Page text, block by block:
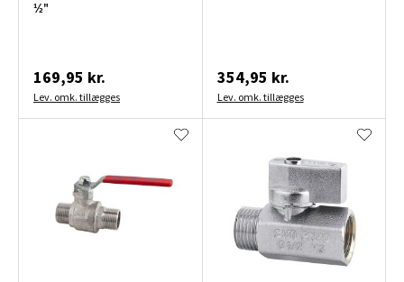
½"
169,95 kr.
Lev. omk. tillægges
354,95 kr.
Lev. omk. tillægges